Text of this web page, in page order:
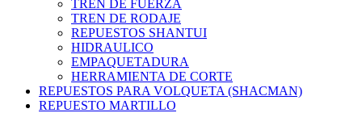
TREN DE FUERZA
TREN DE RODAJE
REPUESTOS SHANTUI
HIDRAULICO
EMPAQUETADURA
HERRAMIENTA DE CORTE
REPUESTOS PARA VOLQUETA (SHACMAN)
REPUESTO MARTILLO